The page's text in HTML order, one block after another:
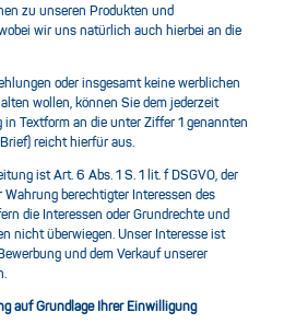
zu unseren Produkten und
wir uns natürlich auch hierbei an die
oder insgesamt keine werblichen
wollen, können Sie dem jederzeit
Textform an die unter Ziffer 1 genannten
Brief) reicht hierfür aus.
ist Art. 6 Abs. 1 S. 1 lit. f DSGVO, der
Wahrung berechtigter Interessen des
die Interessen oder Grundrechte und
nicht überwiegen. Unser Interesse ist
und dem Verkauf unserer
auf Grundlage Ihrer Einwilligung